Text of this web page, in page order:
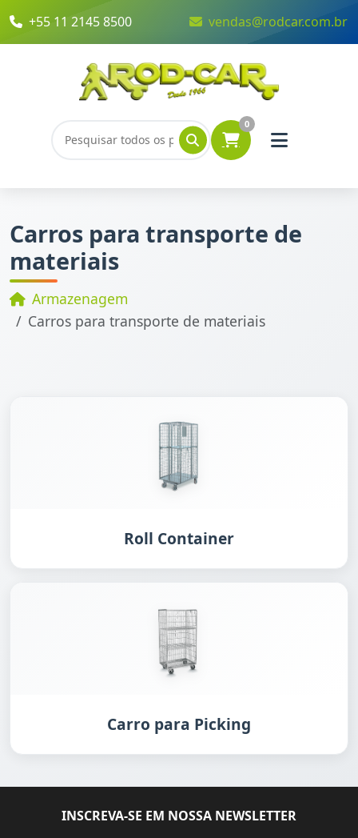
+55 11 2145 8500 vendas@rodcar.com.br
0
Carros para transporte de
materiais
Armazenagem
Carros para transporte de materiais
Roll Container
Carro para Picking
INSCREVA-SE EM NOSSA NEWSLETTER